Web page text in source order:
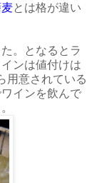
とは格が違い
。となるとラ
ンは値付けは
用意されている
インを飲んで